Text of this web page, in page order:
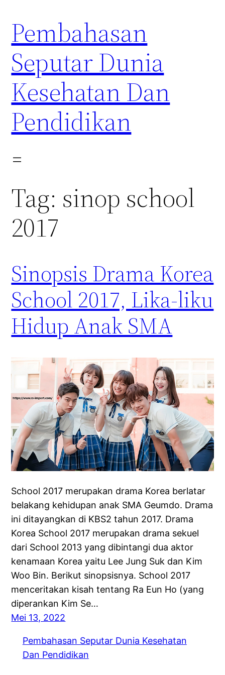
content
Pembahasan
Seputar Dunia
Kesehatan Dan
Pendidikan
Tag: sinop school
2017
Sinopsis Drama Korea
School 2017, Lika-liku
Hidup Anak SMA
School 2017 merupakan drama Korea berlatar
belakang kehidupan anak SMA Geumdo. Drama
ini ditayangkan di KBS2 tahun 2017. Drama
Korea School 2017 merupakan drama sekuel
dari School 2013 yang dibintangi dua aktor
kenamaan Korea yaitu Lee Jung Suk dan Kim
Woo Bin. Berikut sinopsisnya. School 2017
menceritakan kisah tentang Ra Eun Ho (yang
diperankan Kim Se…
Mei 13, 2022
Pembahasan Seputar Dunia Kesehatan
Dan Pendidikan